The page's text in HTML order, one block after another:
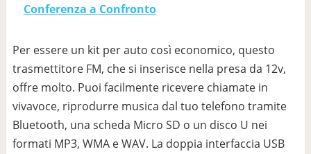
Conferenza a Confronto
Per essere un kit per auto così economico, questo
trasmettitore FM, che si inserisce nella presa da 12v,
offre molto. Puoi facilmente ricevere chiamate in
vivavoce, riprodurre musica dal tuo telefono tramite
Bluetooth, una scheda Micro SD o un disco U nei
formati MP3, WMA e WAV. La doppia interfaccia USB